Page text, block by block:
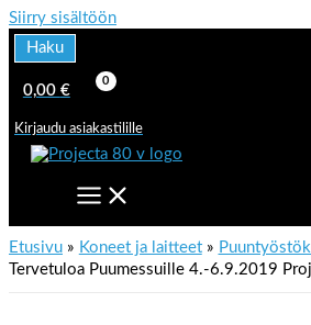
Siirry sisältöön
Haku
0,00 €
Kirjaudu asiakastilille
Etusivu Koneet ja laitteet
Tervetuloa Puumessuille 4.-6.9.2019